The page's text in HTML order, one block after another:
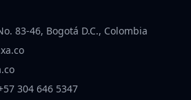
83-46, Bogotá D.C., Colombia
304 646 5347